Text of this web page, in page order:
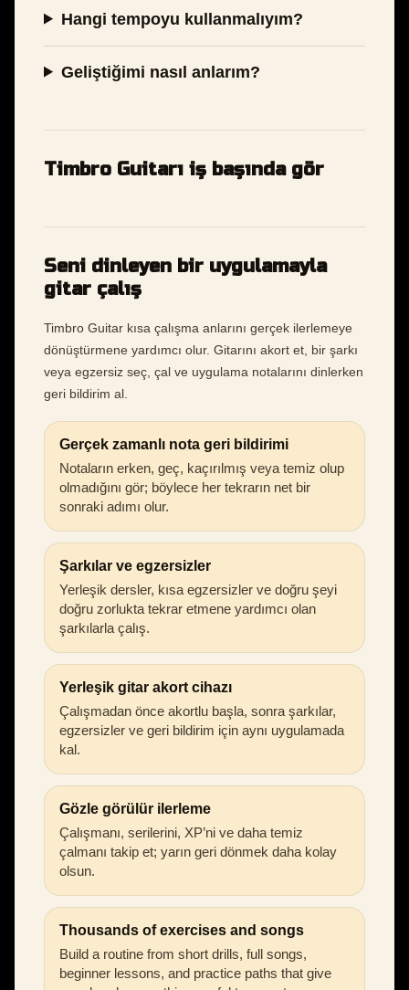
Hangi tempoyu kullanmalıyım?
Geliştiğimi nasıl anlarım?
Timbro Guitarı iş başında gör
Seni dinleyen bir uygulamayla
gitar çalış
Timbro Guitar kısa çalışma anlarını gerçek ilerlemeye
dönüştürmene yardımcı olur. Gitarını akort et, bir şarkı
veya egzersiz seç, çal ve uygulama notalarını dinlerken
geri bildirim al.
Gerçek zamanlı nota geri bildirimi
Notaların erken, geç, kaçırılmış veya temiz olup
olmadığını gör; böylece her tekrarın net bir
sonraki adımı olur.
Şarkılar ve egzersizler
Yerleşik dersler, kısa egzersizler ve doğru şeyi
doğru zorlukta tekrar etmene yardımcı olan
şarkılarla çalış.
Yerleşik gitar akort cihazı
Çalışmadan önce akortlu başla, sonra şarkılar,
egzersizler ve geri bildirim için aynı uygulamada
kal.
Gözle görülür ilerleme
Çalışmanı, serilerini, XP’ni ve daha temiz
çalmanı takip et; yarın geri dönmek daha kolay
olsun.
Thousands of exercises and songs
Build a routine from short drills, full songs,
beginner lessons, and practice paths that give